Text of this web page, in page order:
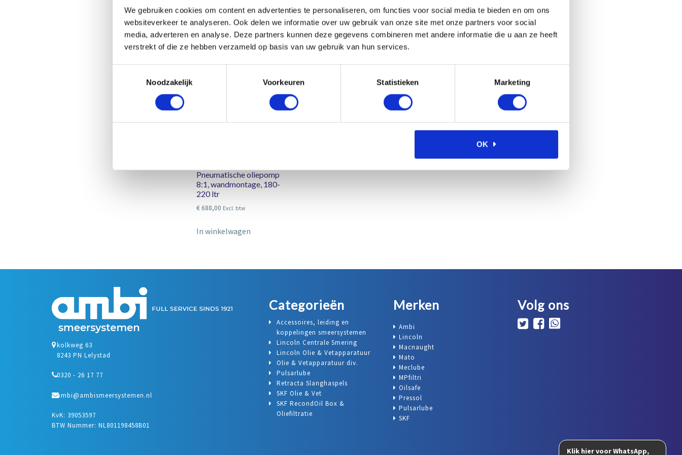
We gebruiken cookies om content en advertenties te personaliseren, om functies voor social media te bieden en om ons
websiteverkeer te analyseren. Ook delen we informatie over uw gebruik van onze site met onze partners voor social
media, adverteren en analyse. Deze partners kunnen deze gegevens combineren met andere informatie die u aan ze heeft
verstrekt of die ze hebben verzameld op basis van uw gebruik van hun services.
Noodzakelijk
Voorkeuren Statistieken Marketing
OK
Pneumatische oliepomp
8:1, wandmontage, 180-
220 ltr
€688,00 Excl. btw
In winkelwagen
kolkweg 63
8243 PN Lelystad
0320 - 26 17 77
ambi@ambismeersystemen.nl
KvK: 39053597
BTW Nummer: NL801198458B01
Categorieën
Accessoires, leiding en
koppelingen smeersystemen
Lincoln Centrale Smering
Lincoln Olie & Vetapparatuur
Olie & Vetapparatuur div.
Pulsarlube
Retracta Slanghaspels
SKF Olie & Vet
SKF RecondOil Box &
Oliefiltratie
Merken
Ambi
Lincoln
Macnaught
Mato
Meclube
MPfiltri
Oilsafe
Pressol
Pulsarlube
SKF
Volg ons